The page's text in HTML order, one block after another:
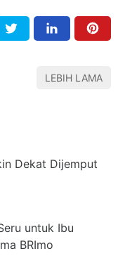
LEBIH LAMA
Dekat Dijemput
untuk Ibu
BRImo